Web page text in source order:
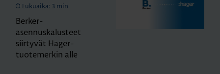
Lukuaika: 3 min
Berker-
asennuskalusteet
siirtyvät Hager-
tuotemerkin alle